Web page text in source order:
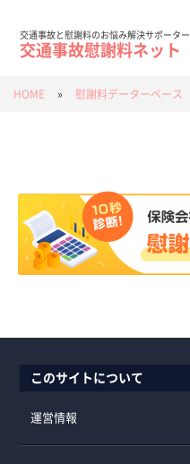
交通事故と慰謝料のお悩み解決サポーター
交通事故慰謝料ネット
HOME » 慰謝料データーベース
このサイトについて
運営情報